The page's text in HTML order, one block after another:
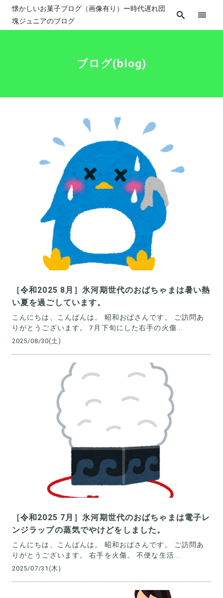
懐かしいお菓子ブログ（画像有り）ー時代遅れ団
塊ジュニアのブログ
ブログ(blog)
［令和2025 8月］氷河期世代のおばちゃまは暑い熱
い夏を過ごしています。
こんにちは、こんばんは。 昭和おばさんです。 ご訪問あ
りがとうございます。 7月下旬にした右手の火傷...
2025/08/30(土)
［令和2025 7月］氷河期世代のおばちゃまは電子レ
ンジラップの蒸気でやけどをしました。
こんにちは、こんばんは。 昭和おばさんです。 ご訪問あ
りがとうございます。 右手を火傷。 不便な生活...
2025/07/31(木)